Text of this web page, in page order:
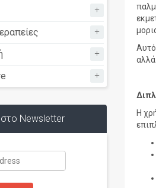
+
+
+
+
Newsletter
Αυτό
Η